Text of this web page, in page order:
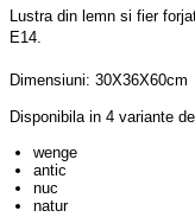
Lustra din lemn si fier
E14.
Dimensiuni: 30X36X60cm
Disponibila in 4 variante
wenge
antic
nuc
natur